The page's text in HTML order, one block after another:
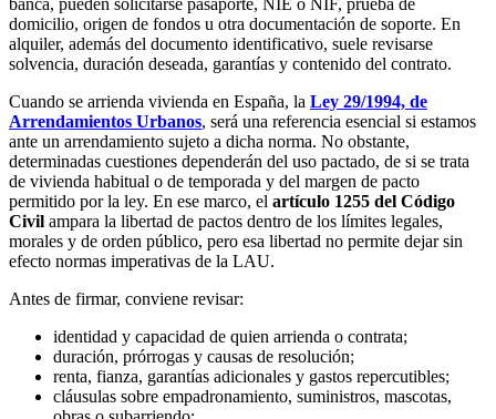
domicilio, origen de fondos u otra documentación de soporte. En
alquiler, además del documento identificativo, suele revisarse
solvencia, duración deseada, garantías y contenido del contrato.
Cuando se arrienda vivienda en España, la Ley 29/1994, de
Arrendamientos Urbanos, será una referencia esencial si estamos
ante un arrendamiento sujeto a dicha norma. No obstante,
determinadas cuestiones dependerán del uso pactado, de si se trata
de vivienda habitual o de temporada y del margen de pacto
permitido por la ley. En ese marco, el artículo 1255 del Código
Civil ampara la libertad de pactos dentro de los límites legales,
morales y de orden público, pero esa libertad no permite dejar sin
efecto normas imperativas de la LAU.
Antes de firmar, conviene revisar:
identidad y capacidad de quien arrienda o contrata;
duración, prórrogas y causas de resolución;
renta, fianza, garantías adicionales y gastos repercutibles;
cláusulas sobre empadronamiento, suministros, mascotas,